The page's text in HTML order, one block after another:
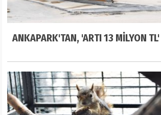
ANKAPARK'TAN, 'ARTI 13 MİLYON TL'